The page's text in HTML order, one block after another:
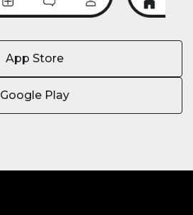
App Store
Google Play